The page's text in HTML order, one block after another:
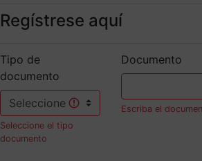
Regístrese aquí
Tipo de
documento
Seleccione el tipo
documento
Documento
Escriba el